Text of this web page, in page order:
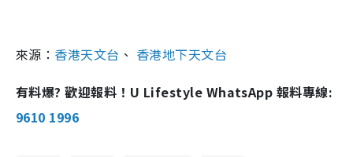
來源： 香港天文台 、 香港地下天文台
有料爆? 歡迎報料！U Lifestyle WhatsApp 報料專線:
9610 1996